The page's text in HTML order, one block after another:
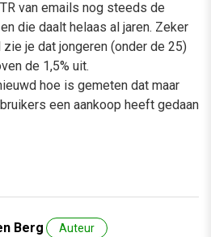
van emails nog steeds de
die daalt helaas al jaren. Zeker
je dat jongeren (onder de 25)
de 1,5% uit.
hoe is gemeten dat maar
een aankoop heeft gedaan
Berg
Auteur